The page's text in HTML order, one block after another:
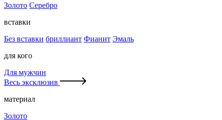
Золото Серебро
вставки
Без вставки бриллиант Фианит Эмаль
для кого
Для мужчин
Весь эксклюзив
материал
Золото